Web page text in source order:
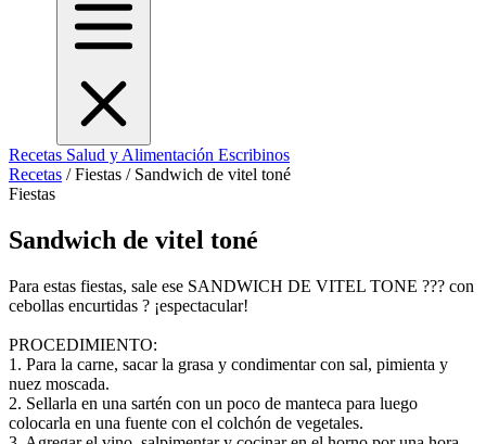
Recetas Salud y Alimentación Escribinos
Recetas / Fiestas / Sandwich de vitel toné
Fiestas
Sandwich de vitel toné
Para estas fiestas, sale ese SANDWICH DE VITEL TONE ??? con
cebollas encurtidas ? ¡espectacular!
PROCEDIMIENTO:
1. Para la carne, sacar la grasa y condimentar con sal, pimienta y
nuez moscada.
2. Sellarla en una sartén con un poco de manteca para luego
colocarla en una fuente con el colchón de vegetales.